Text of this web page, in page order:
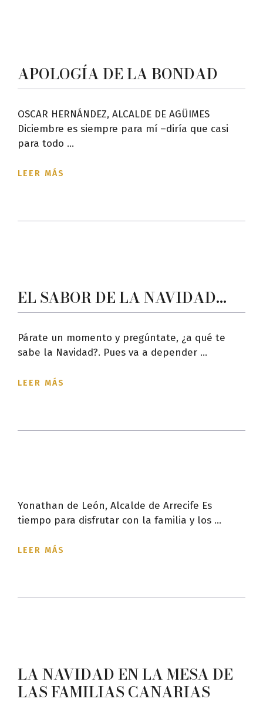
APOLOGÍA DE LA BONDAD
OSCAR HERNÁNDEZ, ALCALDE DE AGÜIMES
Diciembre es siempre para mí –diría que casi
para todo ...
LEER MÁS
EL SABOR DE LA NAVIDAD…
Párate un momento y pregúntate, ¿a qué te
sabe la Navidad?. Pues va a depender ...
LEER MÁS
Yonathan de León, Alcalde de Arrecife Es
tiempo para disfrutar con la familia y los ...
LEER MÁS
LA NAVIDAD EN LA MESA DE
LAS FAMILIAS CANARIAS